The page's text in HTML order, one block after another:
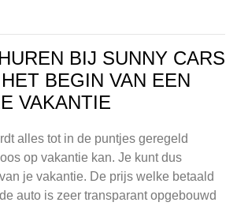
BIJ SUNNY CARS
BEGIN VAN EEN
VAKANTIE
alles tot in de puntjes geregeld
op vakantie kan. Je kunt dus
je vakantie. De prijs welke betaald
auto is zeer transparant opgebouwd